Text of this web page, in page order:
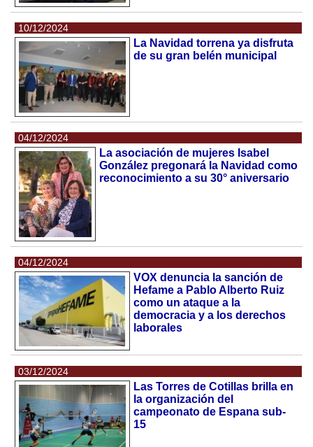
10/12/2024
La Navidad torrena ya disfruta
de su gran belén municipal
04/12/2024
La asociación de mujeres Isabel
González pregonará la Navidad como
reconocimiento a su 30° aniversario
04/12/2024
VOX denuncia la sanción de
Hefame a Pablo Alberto Ruiz
como un ataque a la
democracia y a los derechos
laborales
03/12/2024
Las Torres de Cotillas brilla en
la organización del
campeonato de Espana sub-
15